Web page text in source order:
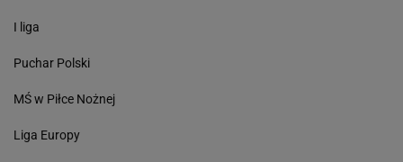
I liga
Puchar Polski
MŚ w Piłce Nożnej
Liga Europy